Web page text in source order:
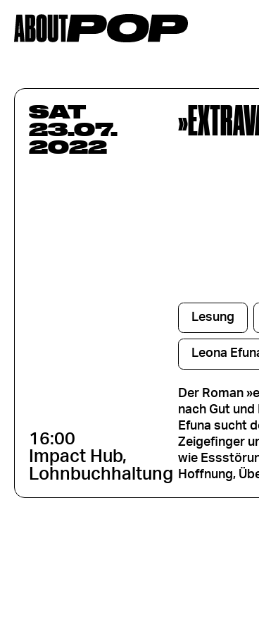
SAT
23.07.
2022
16:00
Impact Hub,
Lohnbuchhaltung
Lesung
Leona
Der Roman
nach Gut
Efuna sucht
Zeigefinger
wie
Hoffnung,